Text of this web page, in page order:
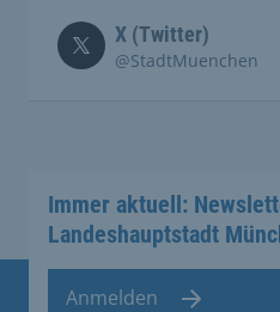
X (Twitter)
@StadtMuenchen
Immer aktuell:
Landeshauptstadt
Anmelden